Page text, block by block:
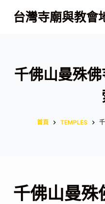
跳
至
容
台灣寺廟與教會
千佛山曼殊
首頁 TEMPLES
千佛山曼殊